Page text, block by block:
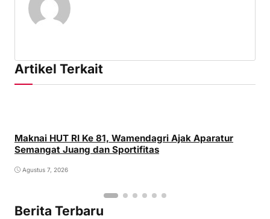
Artikel Terkait
Maknai HUT RI Ke 81, Wamendagri Ajak Aparatur
Semangat Juang dan Sportifitas
Agustus 7, 2026
Berita Terbaru